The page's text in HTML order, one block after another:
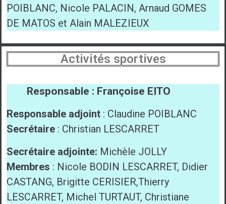
POIBLANC, Nicole PALACIN, Arnaud GOMES
DE MATOS et Alain MALEZIEUX
Activités sportives
Responsable : Françoise EITO
Responsable adjoint : Claudine POIBLANC
Secrétaire : Christian LESCARRET
Secrétaire adjointe: Michèle JOLLY
Membres : Nicole BODIN LESCARRET, Didier
CASTANG, Brigitte CERISIER,Thierry
LESCARRET, Michel TURTAUT, Christiane